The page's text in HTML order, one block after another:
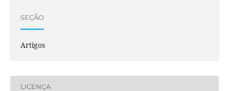
SEÇÃO
Artigos
LICENÇA